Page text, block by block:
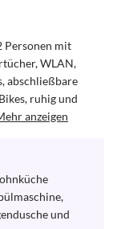
Personen mit
WLAN,
abschließbare
ruhig und
anzeigen
und